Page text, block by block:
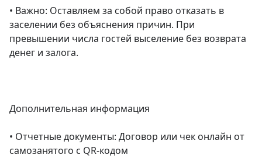
• Важно: Оставляем за собой право отказать в
заселении без объяснения причин. При
превышении числа гостей выселение без возврата
денег и залога.
Дополнительная информация
• Отчетные документы: Договор или чек онлайн от
самозанятого с QR-кодом